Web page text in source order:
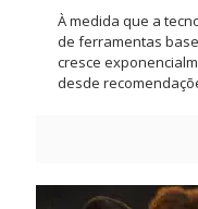
À medida que a
de ferramentas
cresce
desde